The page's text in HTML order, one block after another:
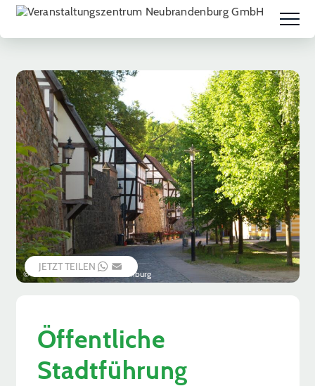
© Vier-Tore-Stadt Neubrandenburg
JETZT TEILEN WHATSAPP
EMAIL
Öffentliche
Stadtführung